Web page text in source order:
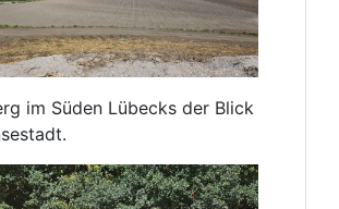
im Süden Lübecks der Blick